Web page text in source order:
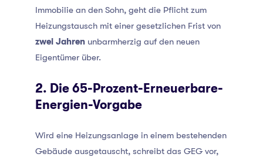
Immobilie an den Sohn, geht die Pflicht zum
Heizungstausch mit einer gesetzlichen Frist von
zwei Jahren unbarmherzig auf den neuen
Eigentümer über.
2. Die 65-Prozent-Erneuerbare-
Energien-Vorgabe
Wird eine Heizungsanlage in einem bestehenden
Gebäude ausgetauscht, schreibt das GEG vor,